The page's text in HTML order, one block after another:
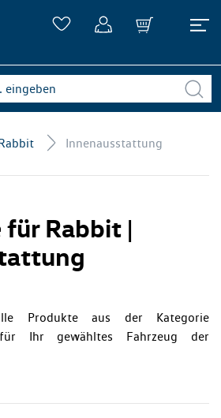
Innenausstattung
Rabbit |
Produkte aus der Kategorie
für Ihr gewähltes Fahrzeug der